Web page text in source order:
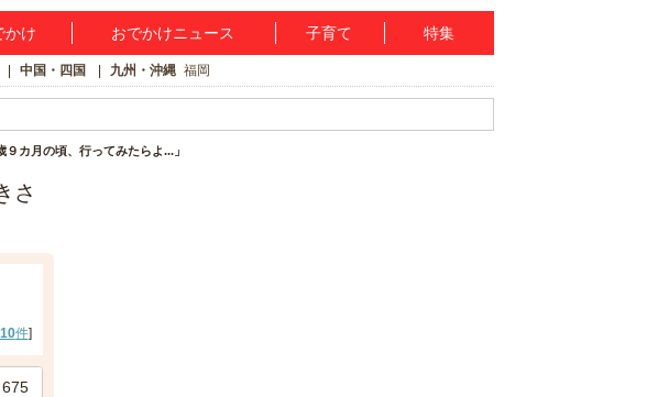
かけ おでかけニュース 子育て 特集
中国・四国 九州・沖縄 福岡
カ月の頃、行ってみたらよ...」
さ
10件]
675